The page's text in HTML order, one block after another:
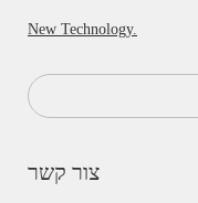
New Technology.
צור קשר